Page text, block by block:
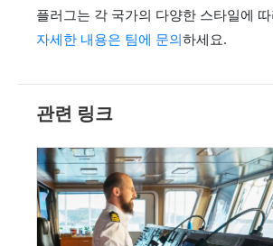
플러그는 각 국가의 다양한 스타일에
자세한 내용은 팀에 문의하세요.
관련 링크